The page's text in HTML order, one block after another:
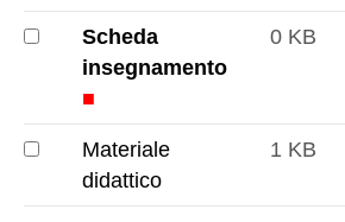
utili
Scheda
insegnamento
Scheda
insegnamento
■
0 KB
Materiale
didattico
Materiale
didattico
1 KB